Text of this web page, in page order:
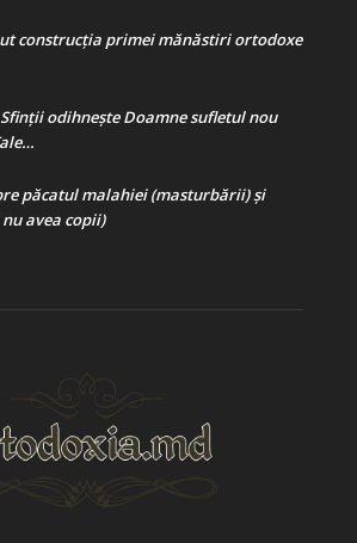
construcţia primei mănăstiri ortodoxe
Sfinții odihnește Doamne sufletul nou
păcatul malahiei (masturbării) şi
avea copii)